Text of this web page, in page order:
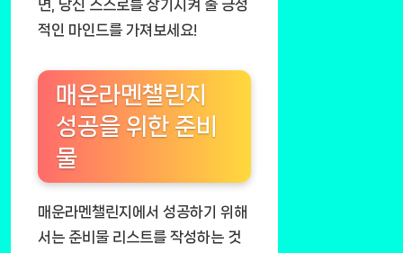
면, 당신 스스로를 상기시켜 줄 긍정
적인 마인드를 가져보세요!
매운라멘챌린지
성공을 위한 준비
물
매운라멘챌린지에서 성공하기 위해
서는 준비물 리스트를 작성하는 것